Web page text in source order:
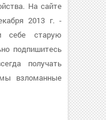
На сайте
2013 г. -
себе старую
подпишитесь
получать
взломанные